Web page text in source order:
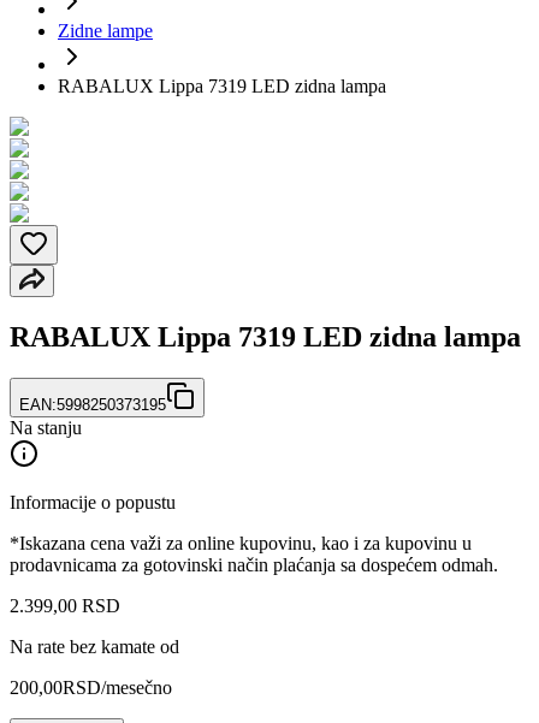
Zidne lampe
RABALUX Lippa 7319 LED zidna lampa
RABALUX Lippa 7319 LED zidna lampa
EAN:5998250373195
Na stanju
Informacije o popustu
*Iskazana cena važi za online kupovinu, kao i za kupovinu u
prodavnicama za gotovinski način plaćanja sa dospećem odmah.
2.399,00 RSD
Na rate bez kamate od
200,00RSD/mesečno